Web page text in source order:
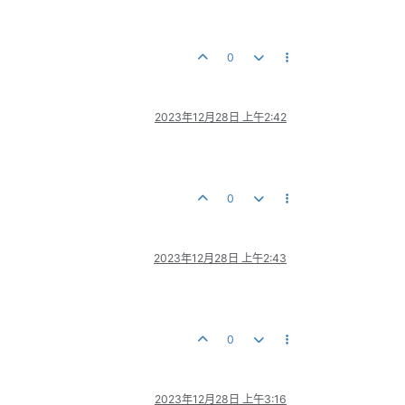
0
2023年12月28日 上午2:42
0
2023年12月28日 上午2:43
0
2023年12月28日 上午3:16